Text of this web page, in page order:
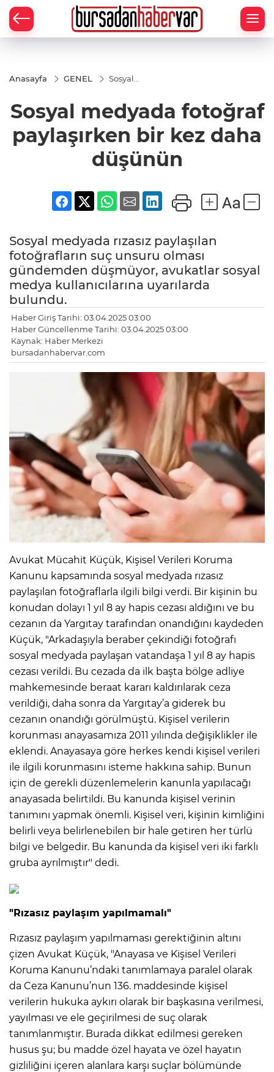
Anasayfa GENEL
Sosyal
paylaşırken
bir kez
düşünün
Sosyal medyada fotoğraf
paylaşırken bir kez daha
düşünün
Sosyal medyada rızasız paylaşılan
fotoğrafların suç unsuru olması
gündemden düşmüyor, avukatlar sosyal
medya kullanıcılarına uyarılarda
bulundu.
Haber Giriş Tarihi: 03.04.2025 03:00
Haber Güncellenme Tarihi: 03.04.2025 03:00
Kaynak: Haber Merkezi
bursadanhabervar.com
Avukat Mücahit Küçük, Kişisel Verileri Koruma
Kanunu kapsamında sosyal medyada rızasız
paylaşılan fotoğraflarla ilgili bilgi verdi. Bir kişinin bu
konudan dolayı 1 yıl 8 ay hapis cezası aldığını ve bu
cezanın da Yargıtay tarafından onandığını kaydeden
Küçük, "Arkadaşıyla beraber çekindiği fotoğrafı
sosyal medyada paylaşan vatandaşa 1 yıl 8 ay hapis
cezası verildi. Bu cezada da ilk başta bölge adliye
mahkemesinde beraat kararı kaldırılarak ceza
verildiği, daha sonra da Yargıtay’a giderek bu
cezanın onandığı görülmüştü. Kişisel verilerin
korunması anayasamıza 2011 yılında değişiklikler ile
eklendi. Anayasaya göre herkes kendi kişisel verileri
ile ilgili korunmasını isteme hakkına sahip. Bunun
için de gerekli düzenlemelerin kanunla yapılacağı
anayasada belirtildi. Bu kanunda kişisel verinin
tanımını yapmak önemli. Kişisel veri, kişinin kimliğini
belirli veya belirlenebilen bir hale getiren her türlü
bilgi ve belgedir. Bu kanunda da kişisel veri iki farklı
gruba ayrılmıştır" dedi.
"Rızasız paylaşım yapılmamalı"
Rızasız paylaşım yapılmaması gerektiğinin altını
çizen Avukat Küçük, "Anayasa ve Kişisel Verileri
Koruma Kanunu’ndaki tanımlamaya paralel olarak
da Ceza Kanunu’nun 136. maddesinde kişisel
verilerin hukuka aykırı olarak bir başkasına verilmesi,
yayılması ve ele geçirilmesi de suç olarak
tanımlanmıştır. Burada dikkat edilmesi gereken
husus şu; bu madde özel hayata ve özel hayatın
gizliliğini içeren alanlara karşı suçlar bölümünde